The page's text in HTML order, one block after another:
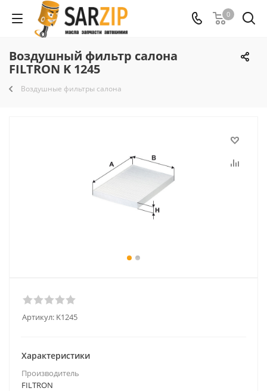
0
Воздушный фильтр салона
FILTRON K 1245
Воздушные фильтры салона
Артикул: K1245
Характеристики
Производитель
FILTRON